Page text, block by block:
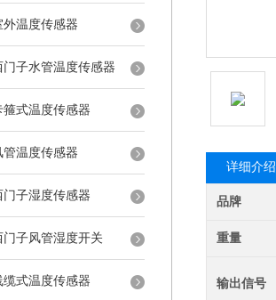
外温度传感器
门子水管温度传感器
箍式温度传感器
管温度传感器
门子湿度传感器
门子风管湿度开关
缆式温度传感器
详细介绍
品牌
重量
输出信号